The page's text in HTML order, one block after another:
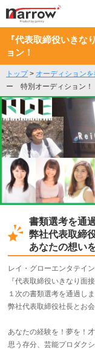
『代表取締役いき
ョン！
トップ> オーディション
ー 特別オーディション！
書類選考を通
弊社代表取締
あなたの想い
レイ・グローエンタテイ
『代表取締役いきなり面
１次の書類選考を通過し
弊社代表取締役社長とお
あなたの経験を！夢を！
思う存分、芸能プロダク